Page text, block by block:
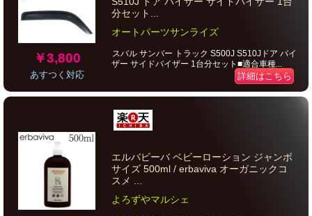
￥3,800
あすつく対応
分セット...
オートパーツサンライズ
スバル サンバー トラック S500J S510Jドア バイ
ザー サイドバイザー 1台分セット■適合車種...
詳細はこちら
エルバビーバ ベビーローション ジャンボ
サイズ 500ml / erbaviva オーガニックコ
スメ ...
よろずやマルシェ